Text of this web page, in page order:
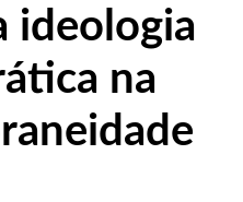
ideologia
na